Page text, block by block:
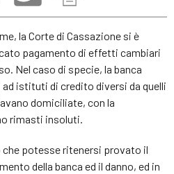
la Corte di Cassazione si è
pagamento di effetti cambiari
Nel caso di specie, la banca
istituti di credito diversi da quelli
domiciliate, con la
rimasti insoluti.
che potesse ritenersi provato il
della banca ed il danno, ed in